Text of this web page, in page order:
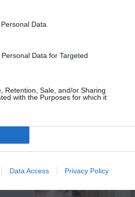
Data.
Data for Targeted
Retention, Sale, and/or Sharing
with the Purposes for which it
Data Access Privacy Policy